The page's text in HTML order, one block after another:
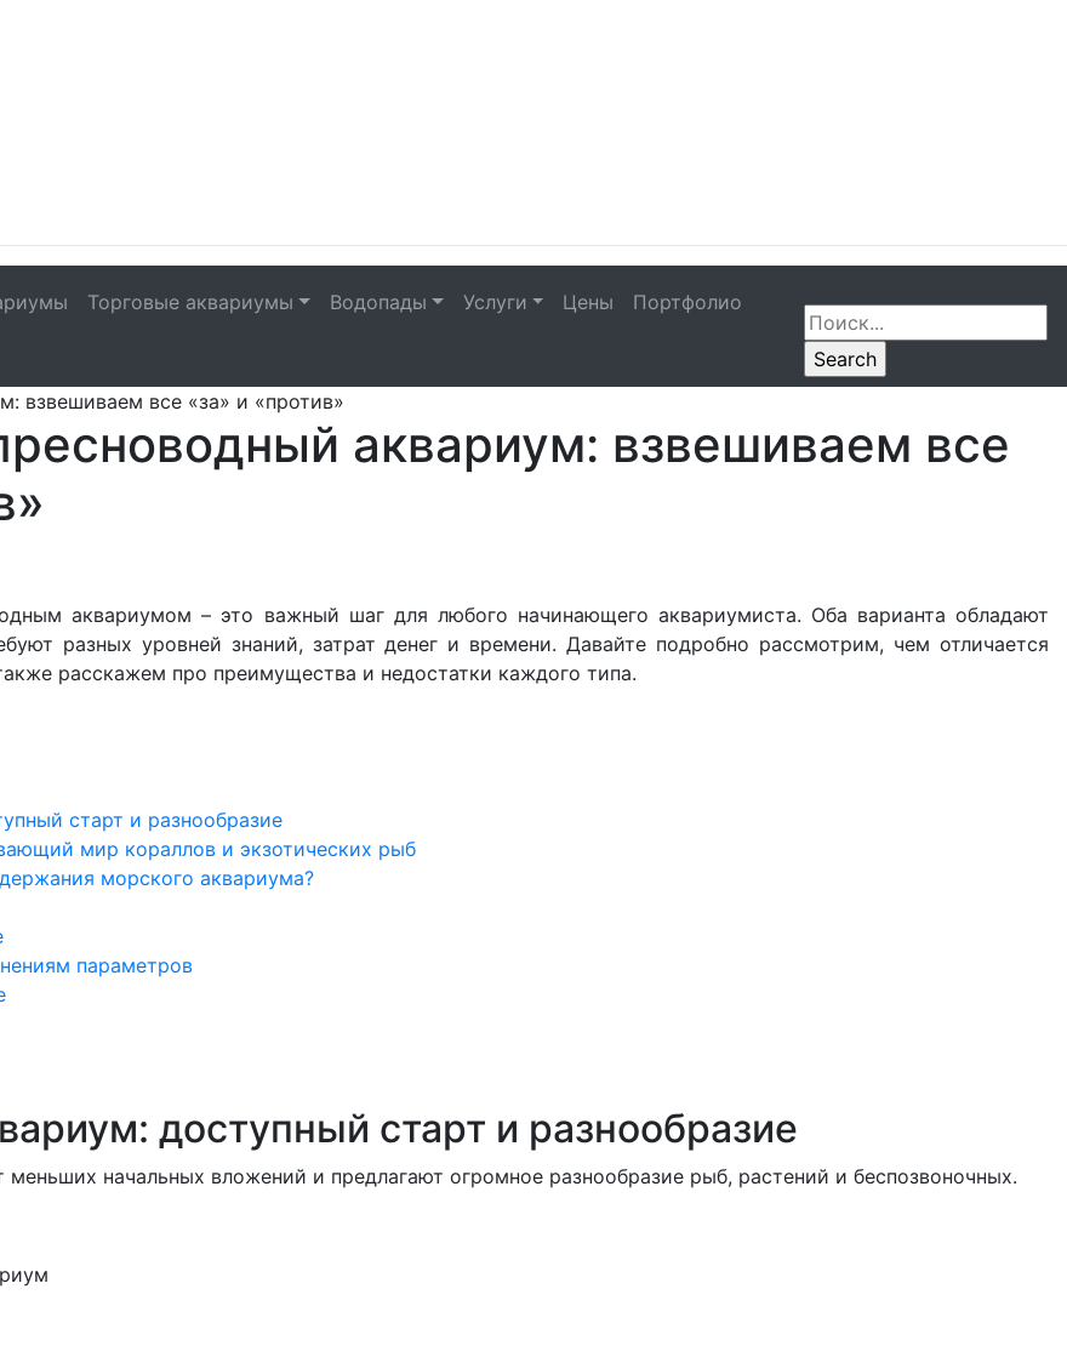
Торговые аквариумы Водопады Услуги Цены
Портфолио
взвешиваем все «за» и «против»
аквариум: взвешиваем все
аквариумом – это важный шаг для любого начинающего аквариумиста. Оба варианта обладают
разных уровней знаний, затрат денег и времени. Давайте подробно рассмотрим, чем отличается
расскажем про преимущества и недостатки каждого типа.
старт и разнообразие
мир кораллов и экзотических рыб
морского аквариума?
параметров
доступный старт и разнообразие
начальных вложений и предлагают огромное разнообразие рыб, растений и беспозвоночных.